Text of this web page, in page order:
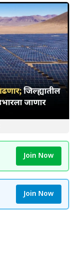
Join Now
Join Now